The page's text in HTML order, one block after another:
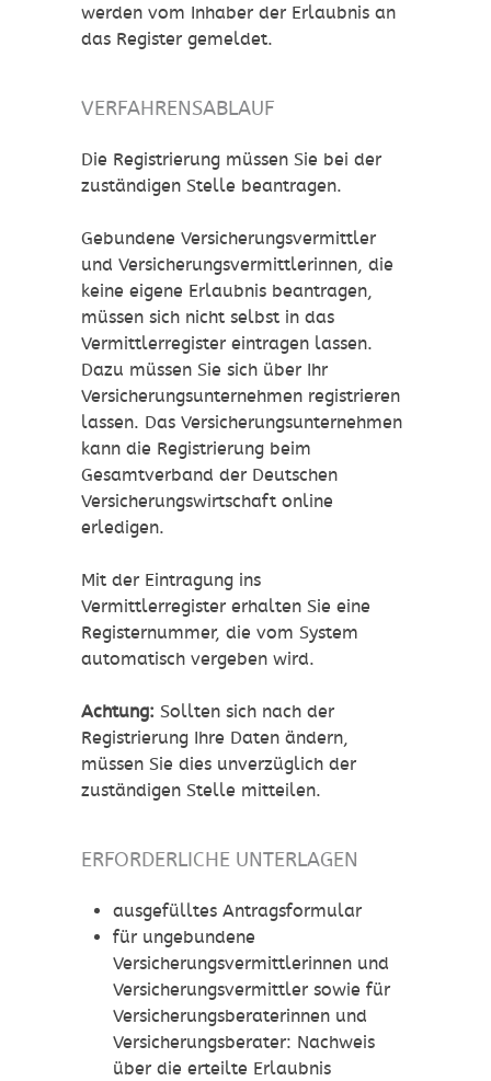
werden vom Inhaber der Erlaubnis an
das Register gemeldet.
VERFAHRENSABLAUF
Die Registrierung müssen Sie bei der
zuständigen Stelle beantragen.
Gebundene Versicherungsvermittler
und Versicherungsvermittlerinnen, die
keine eigene Erlaubnis beantragen,
müssen sich nicht selbst in das
Vermittlerregister eintragen lassen.
Dazu müssen Sie sich über Ihr
Versicherungsunternehmen registrieren
lassen. Das Versicherungsunternehmen
kann die Registrierung beim
Gesamtverband der Deutschen
Versicherungswirtschaft online
erledigen.
Mit der Eintragung ins
Vermittlerregister erhalten Sie eine
Registernummer, die vom System
automatisch vergeben wird.
Achtung: Sollten sich nach der
Registrierung Ihre Daten ändern,
müssen Sie dies unverzüglich der
zuständigen Stelle mitteilen.
ERFORDERLICHE UNTERLAGEN
ausgefülltes Antragsformular
für ungebundene
Versicherungsvermittlerinnen und
Versicherungsvermittler sowie für
Versicherungsberaterinnen und
Versicherungsberater: Nachweis
über die erteilte Erlaubnis